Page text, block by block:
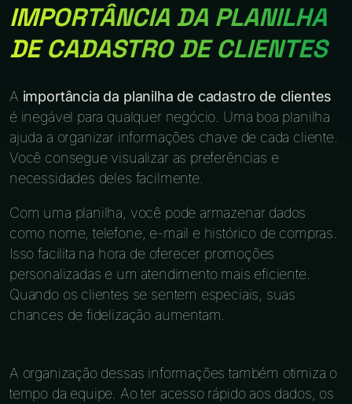
IMPORTÂNCIA DA PLANILHA
DE CADASTRO DE CLIENTES
A importância da planilha de cadastro de clientes
é inegável para qualquer negócio. Uma boa planilha
ajuda a organizar informações chave de cada cliente.
Você consegue visualizar as preferências e
necessidades deles facilmente.
Com uma planilha, você pode armazenar dados
como nome, telefone, e-mail e histórico de compras.
Isso facilita na hora de oferecer promoções
personalizadas e um atendimento mais eficiente.
Quando os clientes se sentem especiais, suas
chances de fidelização aumentam.
A organização dessas informações também otimiza o
tempo da equipe. Ao ter acesso rápido aos dados, os